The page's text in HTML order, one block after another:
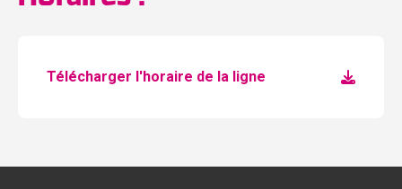
Télécharger l'horaire de la ligne